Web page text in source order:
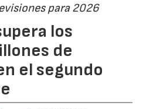
para 2026
los
de
el segundo